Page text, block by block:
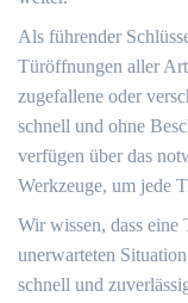
Als führender
Türöffnungen aller
zugefallene oder
schnell und ohne
verfügen über das
Werkzeuge, um jede
Wir wissen, dass eine
unerwarteten
schnell und